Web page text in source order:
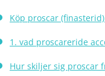
Köp proscar
1. vad proscareride
Hur skiljer sig proscar